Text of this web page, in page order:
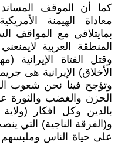
كما أن الموقف
معاداة الهيمنة
بمايتلاقي مع المواقف
المنطقة العربية
وقتل الفتاة
الأخلاق) الإيرانية هى
وتؤجح فينا نحن شعوب
الحزن والغضب والثورة
بالدين وكل افكار
و(الفرقة الناجية) التي
على حياة الناس وملبسهم